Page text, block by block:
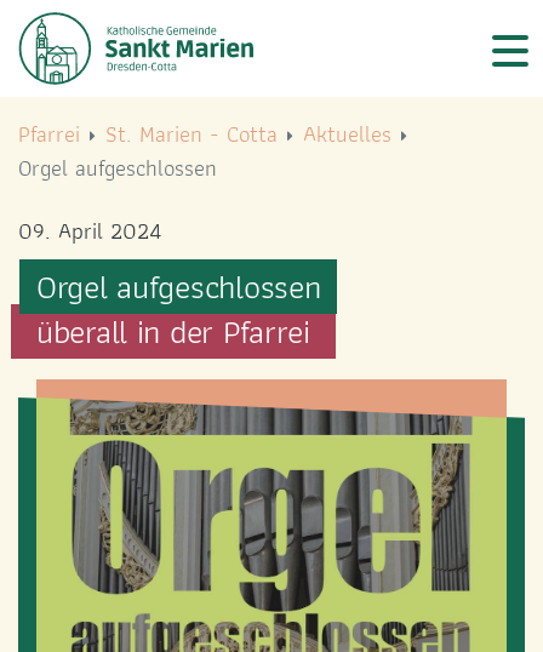
START
SEELSORGE & GLAUBEN
AKTUELLES
TERMINE
RÄUMLICHKEITEN
PFARREI
INFO
Pfarrei
St. Marien - Cotta
Aktuelles
Orgel aufgeschlossen
09. April 2024
Orgel aufgeschlossen
überall in der Pfarrei